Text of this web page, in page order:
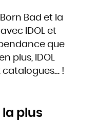
Bad et la
IDOL et
que
plus, IDOL
catalogues… !
plus